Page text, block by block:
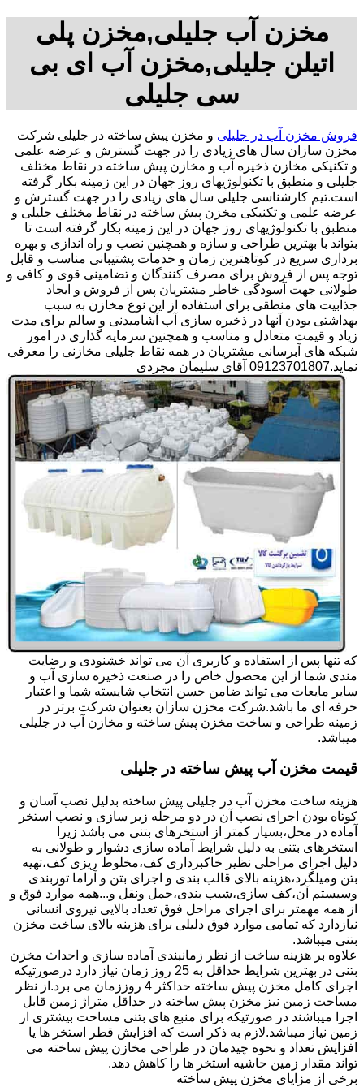
مخزن آب جلیلی,مخزن پلی
اتیلن جلیلی,مخزن آب ای بی
سی جلیلی
فروش مخزن آب در جلیلی و مخزن پیش ساخته در جلیلی شرکت
مخزن سازان سال های زیادی را در جهت گسترش و عرضه علمی
و تکنیکی مخازن ذخیره آب و مخازن پیش ساخته در نقاط مختلف
جلیلی و منطبق با تکنولوژیهای روز جهان در این زمینه بکار گرفته
است.تیم کارشناسی جلیلی سال های زیادی را در جهت گسترش و
عرضه علمی و تکنیکی مخزن پیش ساخته در نقاط مختلف جلیلی و
منطبق با تکنولوژیهای روز جهان در این زمینه بکار گرفته است تا
بتواند با بهترین طراحی و سازه و همچنین نصب و راه اندازی و بهره
برداری سریع در کوتاهترین زمان و خدمات پشتیبانی مناسب و قابل
توجه پس از فروش برای مصرف کنندگان و تضامینی قوی و کافی و
طولانی جهت آسودگی خاطر مشتریان پس از فروش و ایجاد
جذابیت های منطقی برای استفاده از این نوع مخازن به سبب
بهداشتی بودن آنها در ذخیره سازی آب آشامیدنی و سالم برای مدت
زیاد و قیمت متعادل و مناسب و همچنین سرمایه گذاری در امور
شبکه های آبرسانی مشتریان در همه نقاط جلیلی مخازنی را معرفی
نماید.09123701807 آقای سلیمان مجردی
که تنها پس از استفاده و کاربری آن می تواند خشنودی و رضایت
مندی شما از این محصول خاص را در صنعت ذخیره سازی آب و
سایر مایعات می تواند ضامن حسن انتخاب شایسته شما و اعتبار
حرفه ای ما باشد.شرکت مخزن سازان بعنوان شرکت برتر در
زمینه طراحی و ساخت مخزن پیش ساخته و مخازن آب در جلیلی
میباشد.
قیمت مخزن آب پیش ساخته در جلیلی
هزینه ساخت مخزن آب در جلیلی پیش ساخته بدلیل نصب آسان و
کوتاه بودن اجرای نصب آن در دو مرحله زیر سازی و نصب استخر
آماده در محل،بسیار کمتر از استخرهای بتنی می باشد زیرا
استخرهای بتنی به دلیل شرایط آماده سازی دشوار و طولانی به
دلیل اجرای مراحلی نظیر خاکبرداری کف،مخلوط ریزی کف،تهیه
بتن ومیلگرد،هزینه بالای قالب بندی و اجرای بتن و آراما توربندی
وسیستم آن،کف سازی،شیب بندی،حمل ونقل و...همه موارد فوق و
از همه مهمتر برای اجرای مراحل فوق تعداد بالایی نیروی انسانی
نیازدارد که تمامی موارد فوق دلیلی برای هزینه بالای ساخت مخزن
بتنی میباشد.
علاوه بر هزینه ساخت از نظر زمانبندی آماده سازی و احداث مخزن
بتنی در بهترین شرایط حداقل به 25 روز زمان نیاز دارد درصورتیکه
اجرای کامل مخزن پیش ساخته حداکثر 4 روززمان می برد.از نظر
مساحت زمین نیز مخزن پیش ساخته در حداقل متراژ زمین قابل
اجرا میباشند در صورتیکه برای منبع های بتنی مساحت بیشتری از
زمین نیاز میباشد.لازم به ذکر است که افزایش قطر استخر ها یا
افزایش تعداد و نحوه چیدمان در طراحی مخازن پیش ساخته می
تواند مقدار زمین حاشیه استخر ها را کاهش دهد.
برخی از مزایای مخزن پیش ساخته